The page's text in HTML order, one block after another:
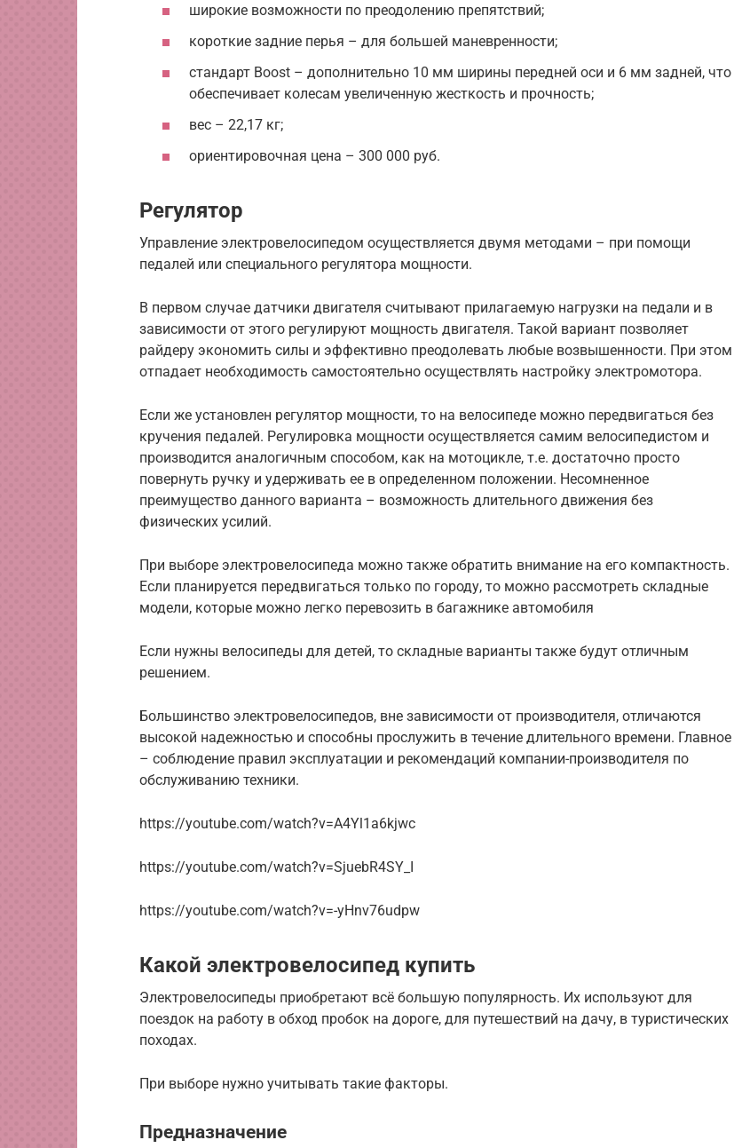
широкие возможности по преодолению препятствий;
короткие задние перья – для большей маневренности;
стандарт Boost – дополнительно 10 мм ширины передней оси и 6 мм задней, что
обеспечивает колесам увеличенную жесткость и прочность;
вес – 22,17 кг;
ориентировочная цена – 300 000 руб.
Регулятор
Управление электровелосипедом осуществляется двумя методами – при помощи
педалей или специального регулятора мощности.
В первом случае датчики двигателя считывают прилагаемую нагрузки на педали и в
зависимости от этого регулируют мощность двигателя. Такой вариант позволяет
райдеру экономить силы и эффективно преодолевать любые возвышенности. При этом
отпадает необходимость самостоятельно осуществлять настройку электромотора.
Если же установлен регулятор мощности, то на велосипеде можно передвигаться без
кручения педалей. Регулировка мощности осуществляется самим велосипедистом и
производится аналогичным способом, как на мотоцикле, т.е. достаточно просто
повернуть ручку и удерживать ее в определенном положении. Несомненное
преимущество данного варианта – возможность длительного движения без
физических усилий.
При выборе электровелосипеда можно также обратить внимание на его компактность.
Если планируется передвигаться только по городу, то можно рассмотреть складные
модели, которые можно легко перевозить в багажнике автомобиля
Если нужны велосипеды для детей, то складные варианты также будут отличным
решением.
Большинство электровелосипедов, вне зависимости от производителя, отличаются
высокой надежностью и способны прослужить в течение длительного времени. Главное
– соблюдение правил эксплуатации и рекомендаций компании-производителя по
обслуживанию техники.
https://youtube.com/watch?v=A4Yl1a6kjwc
https://youtube.com/watch?v=SjuebR4SY_I
https://youtube.com/watch?v=-yHnv76udpw
Какой электровелосипед купить
Электровелосипеды приобретают всё большую популярность. Их используют для
поездок на работу в обход пробок на дороге, для путешествий на дачу, в туристических
походах.
При выборе нужно учитывать такие факторы.
Предназначение